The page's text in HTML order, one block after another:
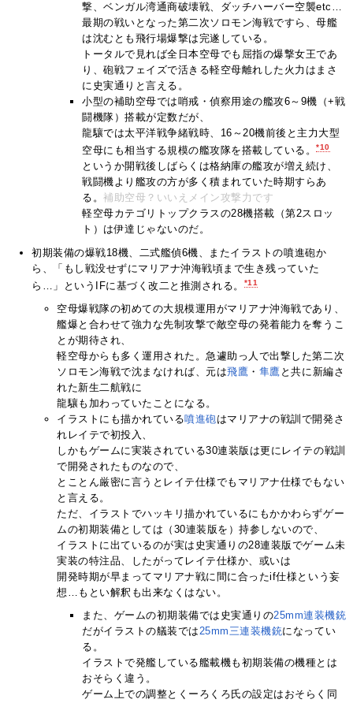
撃、ベンガル湾通商破壊戦、ダッチハーバー空襲etc…
最期の戦いとなった第二次ソロモン海戦ですら、母艦
は沈むとも飛行場爆撃は完遂している。
トータルで見れば全日本空母でも屈指の爆撃女王であ
り、砲戦フェイズで活きる軽空母離れした火力はまさ
に史実通りと言える。
小型の補助空母では哨戒・偵察用途の艦攻6～9機（+戦
闘機隊）搭載が定数だが、
龍驤では太平洋戦争緒戦時、16～20機前後と主力大型
空母にも相当する規模の艦攻隊を搭載している。*10
というか開戦後しばらくは格納庫の艦攻が増え続け、
戦闘機より艦攻の方が多く積まれていた時期すらあ
る。補助空母？いいえメイン攻撃力です
軽空母カテゴリトップクラスの28機搭載（第2スロッ
ト）は伊達じゃないのだ。
初期装備の爆戦18機、二式艦偵6機、またイラストの噴進砲か
ら、「もし戦没せずにマリアナ沖海戦頃まで生き残っていた
ら…」というIFに基づく改二と推測される。
*11
空母爆戦隊の初めての大規模運用がマリアナ沖海戦であり、
艦爆と合わせて強力な先制攻撃で敵空母の発着能力を奪うこ
とが期待され、
軽空母からも多く運用された。急遽助っ人で出撃した第二次
ソロモン海戦で沈まなければ、元は飛鷹 ・ 隼鷹 と共に新編さ
れた新生二航戦に
龍驤も加わっていたことになる。
イラストにも描かれている噴進砲はマリアナの戦訓で開発さ
れレイテで初投入、
しかもゲームに実装されている30連装版は更にレイテの戦訓
で開発されたものなので、
とことん厳密に言うとレイテ仕様でもマリアナ仕様でもない
と言える。
ただ、イラストでハッキリ描かれているにもかかわらずゲー
ムの初期装備としては（30連装版を）持参しないので、
イラストに出ているのが実は史実通りの28連装版でゲーム未
実装の特注品、したがってレイテ仕様か、或いは
開発時期が早まってマリアナ戦に間に合ったif仕様という妄
想…もとい解釈も出来なくはない。
また、ゲームの初期装備では史実通りの25mm連装機銃
だがイラストの艤装では25mm三連装機銃になってい
る。
イラストで発艦している艦載機も初期装備の機種とは
おそらく違う。
ゲーム上での調整とくーろくろ氏の設定はおそらく同